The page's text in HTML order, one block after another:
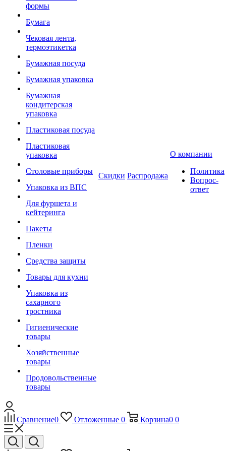
формы
Бумага
Чековая лента,
термоэтикетка
Бумажная посуда
Бумажная упаковка
Бумажная
кондитерская
упаковка
Пластиковая посуда
Пластиковая
упаковка
Столовые приборы
Упаковка из ВПС
Для фуршета и
кейтеринга
Пакеты
Пленки
Средства защиты
Товары для кухни
Упаковка из
сахарного
тростника
Гигиенические
товары
Хозяйственные
товары
Продовольственные
товары
Скидки Распродажа
О компании
Политика
Вопрос-
ответ
Сравнение0 Отложенные 0 Корзина0 0